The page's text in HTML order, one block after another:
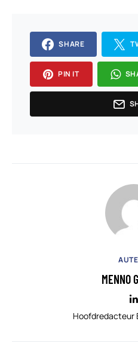
SHARE
PIN IT
MENNO
Hoofdredacteur